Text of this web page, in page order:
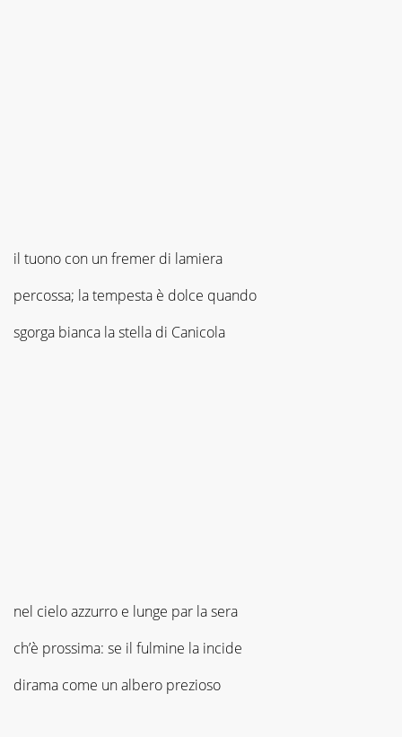
il tuono con un fremer di lamiera
percossa; la tempesta è dolce quando
sgorga bianca la stella di Canicola
nel cielo azzurro e lunge par la sera
ch’è prossima: se il fulmine la incide
dirama come un albero prezioso